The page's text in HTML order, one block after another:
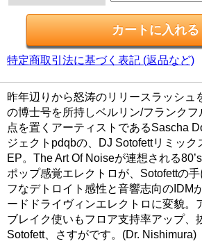
特定商取引法に基づく表記 (返品など)
昨年辺りから怒涛のリリースラッシュ
の博士号を所持しベルリン/フランク
点を置くアーティストであるSascha
ジェクトpdqbの、DJ Sotofettリミック
EP。The Art Of Noiseが連想される
ポップ感覚エレクトロが、Sotofettの
フなデトロイト感性と音響志向のIDM
ードドライヴィンエレクトロに変貌。
ブレイク使いもフロア支持率アップ、
Sotofett、さすがです。(Dr. Nishimura)